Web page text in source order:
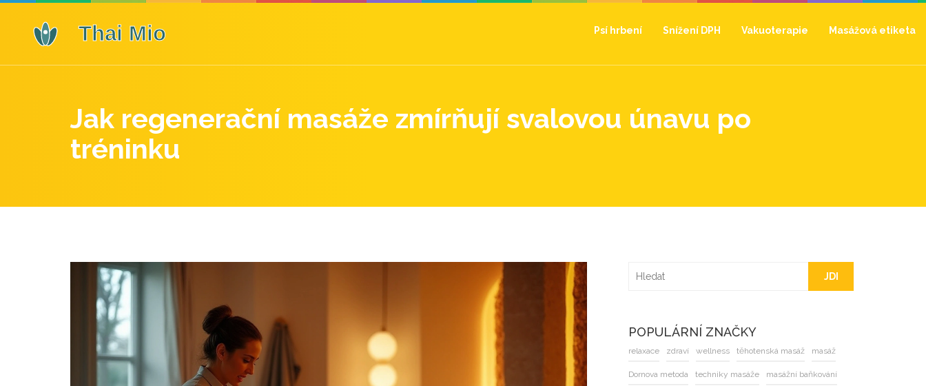
Psí hrbení Snížení DPH Vakuoterapie Masážová etiketa
Jak regenerační masáže zmírňují svalovou únavu po
tréninku
JDI
POPULÁRNÍ ZNAČKY
relaxace zdraví wellness těhotenská masáž masáž
Dornova metoda techniky masáže masážní baňkování